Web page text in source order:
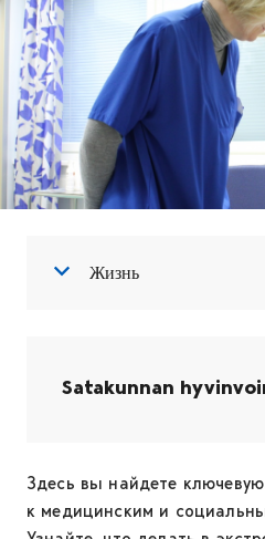
Open menu
Close menu
Жизнь
Satakunnan
Здесь вы найдете
к медицинским и